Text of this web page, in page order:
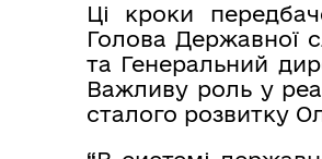
Ці кроки
Голова Державної
та Генеральний
Важливу роль у
сталого розвитку